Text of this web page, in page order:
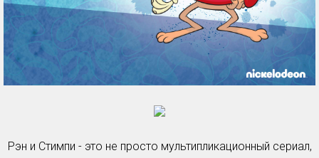
Рэн и Стимпи - это не просто мультипликационный сериал,